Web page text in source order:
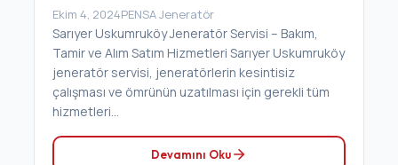
Ekim 4, 2024PENSA Jeneratör
Sarıyer Uskumruköy Jeneratör Servisi – Bakım,
Tamir ve Alım Satım Hizmetleri Sarıyer Uskumruköy
jeneratör servisi, jeneratörlerin kesintisiz
çalışması ve ömrünün uzatılması için gerekli tüm
hizmetleri...
Devamını Oku